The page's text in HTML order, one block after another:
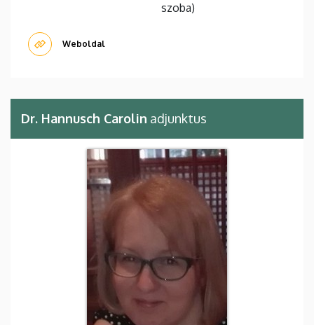
szoba)
Weboldal
Dr. Hannusch Carolin adjunktus